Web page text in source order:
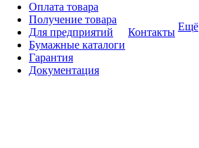
Оплата товара
Получение товара
Для предприятий
Бумажные каталоги
Гарантия
Документация
Контакты Ещё